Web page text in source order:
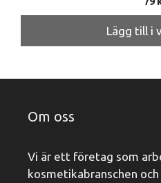
Lägg till i
Om oss
Vi är ett företag som
kosmetikabranschen